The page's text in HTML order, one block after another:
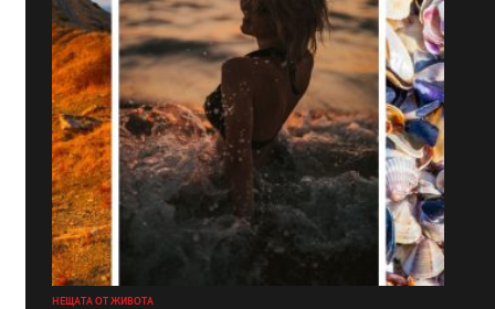
НЕЩАТА ОТ ЖИВОТА